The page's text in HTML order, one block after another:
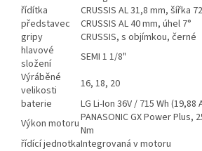
řídítka
CRUSSIS AL 31,8 mm, šířka
představec
CRUSSIS AL 40 mm, úhel 7°
gripy
CRUSSIS, s objímkou, černé
hlavové
složení
SEMI 1 1/8"
Výráběné
velikosti
16, 18, 20
baterie
LG Li-Ion 36V / 715 Wh (19,88
Výkon motoruPANASONIC GX Power Plus,
Nm
řídící jednotkaIntegrovaná v motoru